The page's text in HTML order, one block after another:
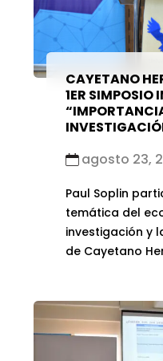
CAYETANO
1ER SIMPOSIO
agosto 23,
Paul Soplin
temática del
investigación y
de Cayetano